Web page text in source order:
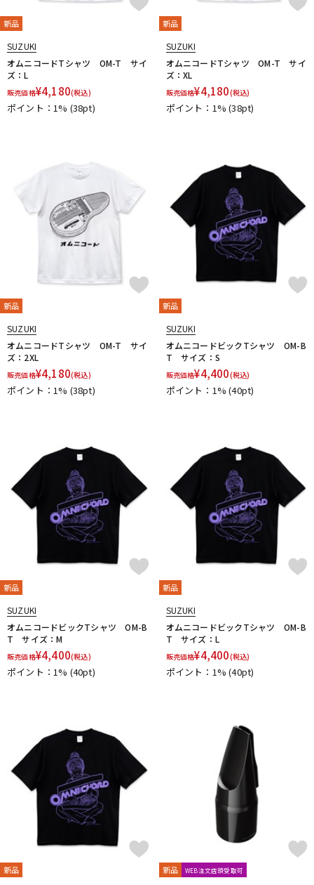
新品
SUZUKI
オムニコードTシャツ OM-T サイ
ズ：L
販売価格¥4,180(税込)
ポイント：1% (38pt)
新品
SUZUKI
オムニコードTシャツ OM-T サイ
ズ：XL
販売価格¥4,180(税込)
ポイント：1%(38pt)
新品
SUZUKI
オムニコードTシャツ OM-T サイ
ズ：2XL
販売価格¥4,180(税込)
ポイント：1% (38pt)
新品
SUZUKI
オムニコードビックTシャツ OM-B
T サイズ：S
販売価格¥4,400(税込)
ポイント：1%(40pt)
新品
SUZUKI
オムニコードビックTシャツ OM-B
T サイズ：M
販売価格¥4,400(税込)
ポイント：1% (40pt)
新品
SUZUKI
オムニコードビックTシャツ OM-B
T サイズ：L
販売価格¥4,400(税込)
ポイント：1%(40pt)
新品 新品 WEB注文店頭受取可